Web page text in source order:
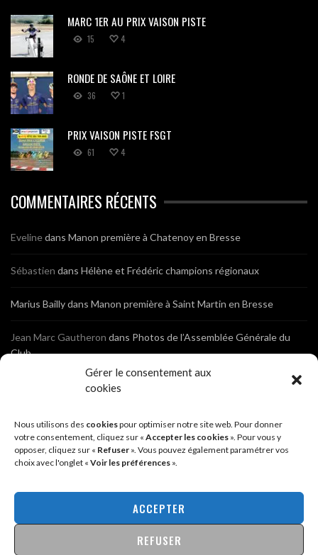
Gérer le consentement aux
cookies
Nous utilisons des cookiespour optimiser notre site web. Pour donner
votre consentement, cliquez sur « Accepter les cookies ». Pour vous y
opposer, cliquez sur « Refuser ». Vous pouvez également paramétrer vos
choix avec l'onglet « Voir les préférences ».
ACCEPTER
REFUSER
MARC 1ER AU PRIX VAISON PISTE
15 4
RONDE DE SAÔNE ET LOIRE
36 1
PRIX VAISON PISTE FSGT
61 4
COMMENTAIRES RÉCENTS
Evelinedans Manon première à Chatenoy en Bresse
Sébastien dans Hélène et Frédéric champions régionaux
Marius Baillydans Manon première à Saint Martin en Bresse
Jean Marc Gautheron dans Photos de l’Assemblée Générale du
Club
Photos de l’Assemblée Générale du Club
Sébastien dans Cyclocross de Brochon (21)
Breniauxdans Cyclocross de Brochon (21)